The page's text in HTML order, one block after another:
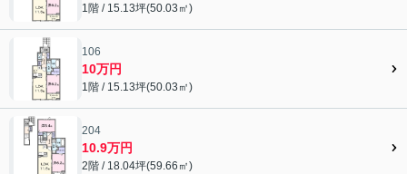
1階 / 15.13坪(50.03㎡)
106
10万円
1階 / 15.13坪(50.03㎡)
204
10.9万円
2階 / 18.04坪(59.66㎡)